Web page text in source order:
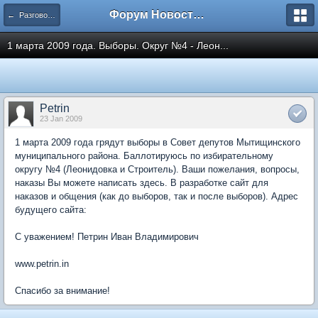
← Разговоры обо всем Форум Новостройки
1 марта 2009 года. Выборы. Округ №4 - Леон...
Petrin
23 Jan 2009
1 марта 2009 года грядут выборы в Совет депутов Мытищинского
муниципального района. Баллотируюсь по избирательному
округу №4 (Леонидовка и Строитель). Ваши пожелания, вопросы,
наказы Вы можете написать здесь. В разработке сайт для
наказов и общения (как до выборов, так и после выборов). Адрес
будущего сайта:
С уважением! Петрин Иван Владимирович
www.petrin.in
Спасибо за внимание!